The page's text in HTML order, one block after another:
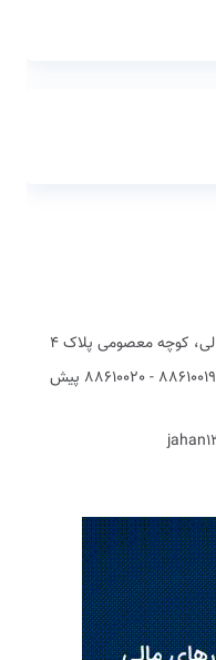
کوچه معصومی پلاک 4
تلفن تماس: 88610021- 88610023 - 88610019 - 88610020 پیش